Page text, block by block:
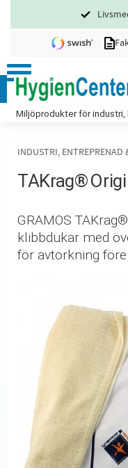
Meny
Miljöprodukter för
INDUSTRI, ENTREPRENAD
TAKrag®
GRAMOS
klibbdukar med
för avtorkning